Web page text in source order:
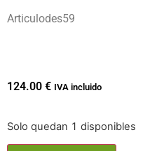
Articulodes59
124.00 € IVA incluido
Solo quedan 1 disponibles